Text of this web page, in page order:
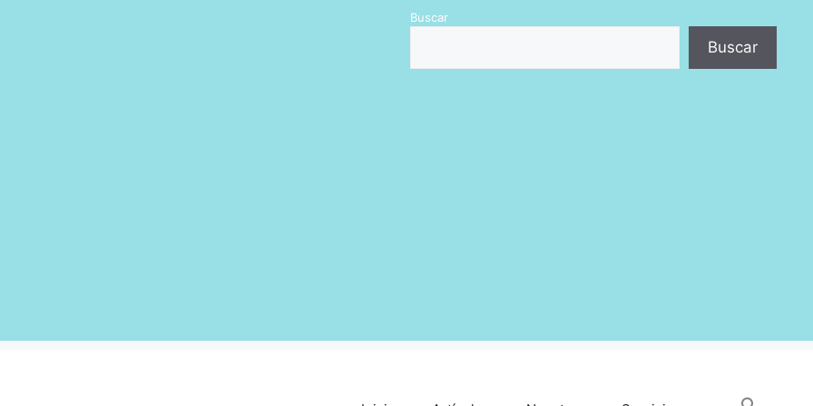
Buscar
Buscar